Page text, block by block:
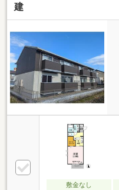
建
敷金なし